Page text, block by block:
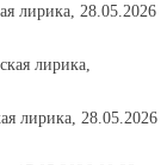
лирика, 28.05.2026
лирика,
лирика, 28.05.2026